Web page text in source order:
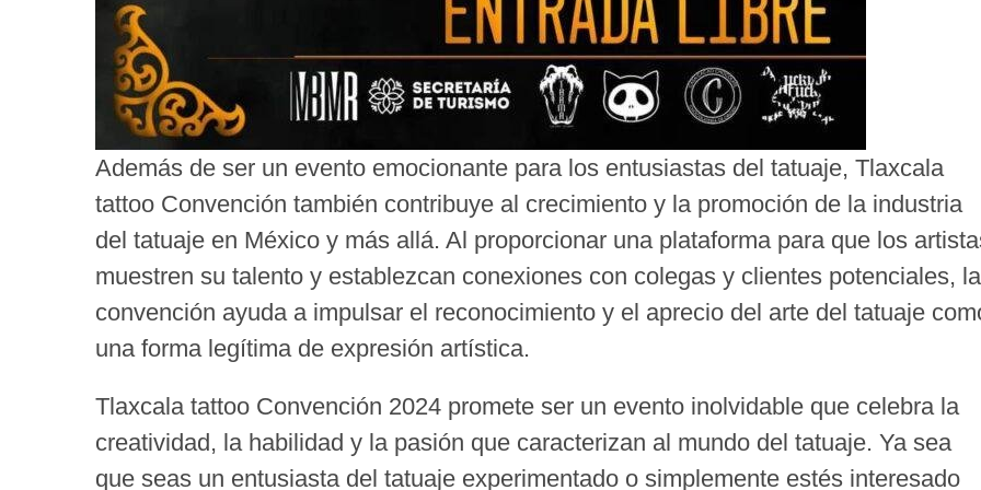
Además de ser un evento emocionante para los entusiastas del tatuaje, Tlaxcala
tattoo Convención también contribuye al crecimiento y la promoción de la industria
del tatuaje en México y más allá. Al proporcionar una plataforma para que los
muestren su talento y establezcan conexiones con colegas y clientes potenciales, la
convención ayuda a impulsar el reconocimiento y el aprecio del arte del tatuaje
una forma legítima de expresión artística.
Tlaxcala tattoo Convención 2024 promete ser un evento inolvidable que celebra la
creatividad, la habilidad y la pasión que caracterizan al mundo del tatuaje. Ya sea
que seas un entusiasta del tatuaje experimentado o simplemente estés interesado